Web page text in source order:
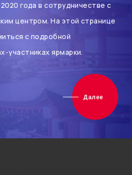
года в сотрудничестве с
центром. На этой странице
с подробной
участниках ярмарки.
Далее